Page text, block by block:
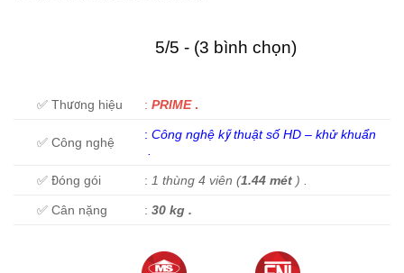
5/5 - (3 bình chọn)
✅ Thương hiệu : PRIME.
✅ Công nghệ
: Công nghệ kỹ thuật số HD –khử khuẩn
✅ Đóng gói : 1 thùng 4 viên (1.44 mét ) .
✅ Cân nặng : 30 kg .